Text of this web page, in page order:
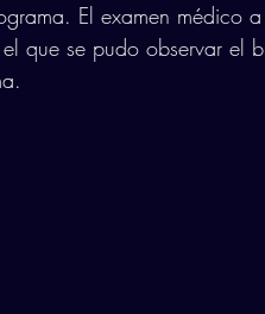
El examen médico
que se pudo observar el